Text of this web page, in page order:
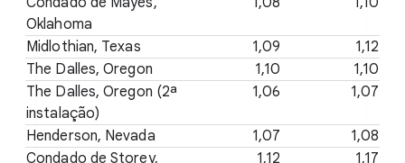
Oklahoma
Midlothian, Texas 1,09
1,12
The Dalles, Oregon
1,10
1,10
The Dalles, Oregon (2ª
instalação)
1,06 1,07
Henderson, Nevada 1,07
1,08
Condado de Storey,
1,12 1,17